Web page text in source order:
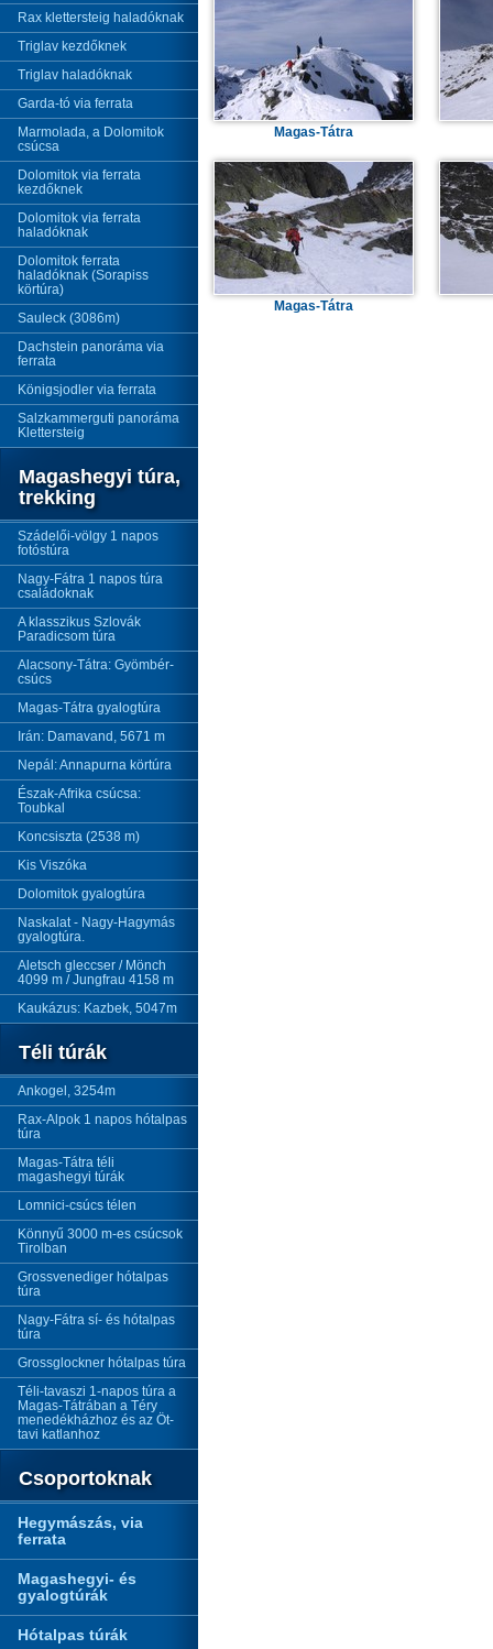
Rax klettersteig haladóknak
Triglav kezdőknek
Triglav haladóknak
Garda-tó via ferrata
Marmolada, a Dolomitok
csúcsa
Dolomitok via ferrata
kezdőknek
Dolomitok via ferrata
haladóknak
Dolomitok ferrata
haladóknak (Sorapiss
körtúra)
Sauleck (3086m)
Dachstein panoráma via
ferrata
Königsjodler via ferrata
Salzkammerguti panoráma
Klettersteig
Magashegyi túra,
trekking
Szádelői-völgy 1 napos
fotóstúra
Nagy-Fátra 1 napos túra
családoknak
A klasszikus Szlovák
Paradicsom túra
Alacsony-Tátra: Gyömbér-
csúcs
Magas-Tátra gyalogtúra
Irán: Damavand, 5671 m
Nepál: Annapurna körtúra
Észak-Afrika csúcsa:
Toubkal
Koncsiszta (2538 m)
Kis Viszóka
Dolomitok gyalogtúra
Naskalat - Nagy-Hagymás
gyalogtúra.
Aletsch gleccser / Mönch
4099 m / Jungfrau 4158 m
Kaukázus: Kazbek, 5047m
Téli túrák
Ankogel, 3254m
Rax-Alpok 1 napos hótalpas
túra
Magas-Tátra téli
magashegyi túrák
Lomnici-csúcs télen
Könnyű 3000 m-es csúcsok
Tirolban
Grossvenediger hótalpas
túra
Nagy-Fátra sí- és hótalpas
túra
Grossglockner hótalpas túra
Téli-tavaszi 1-napos túra a
Magas-Tátrában a Téry
menedékházhoz és az Öt-
tavi katlanhoz
Csoportoknak
Hegymászás, via
ferrata
Magashegyi- és
gyalogtúrák
Hótalpas túrák
Magas-Tátra
Magas-Tátra